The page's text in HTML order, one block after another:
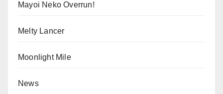
Mayoi Neko Overrun!
Melty Lancer
Moonlight Mile
News